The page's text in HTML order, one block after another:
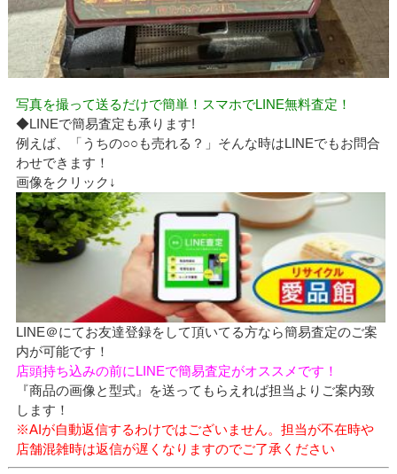
写真を撮って送るだけで簡単！スマホでLINE無料査定！
◆LINEで簡易査定も承ります!
例えば、「うちの○○も売れる？」そんな時はLINEでもお問合
わせできます！
画像をクリック↓
LINE＠にてお友達登録をして頂いてる方なら簡易査定のご案
内が可能です！
店頭持ち込みの前にLINEで簡易査定がオススメです！
『商品の画像と型式』を送ってもらえれば担当よりご案内致
します！
※AIが自動返信するわけではございません。担当が不在時や
店舗混雑時は返信が遅くなりますのでご了承ください